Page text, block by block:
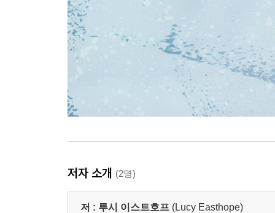
저자 소개 (2명)
저 : 루시 이스트호프 (Lucy Easthope)